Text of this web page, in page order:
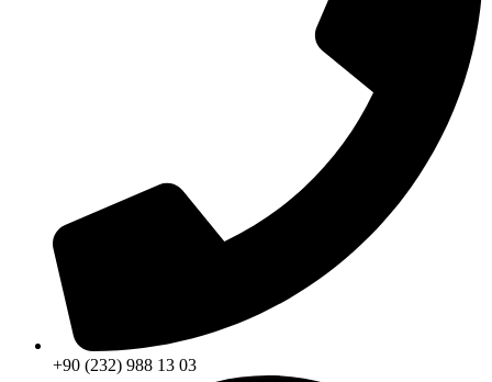
+90 (232) 988 13 03